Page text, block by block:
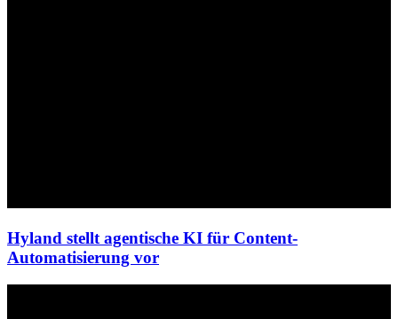
Hyland stellt agentische KI für Content-
Automatisierung vor